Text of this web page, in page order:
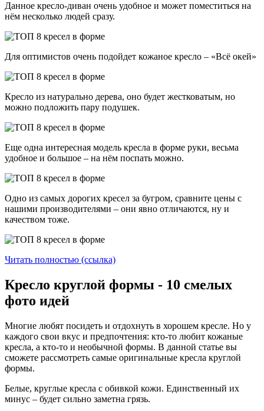
Данное кресло-диван очень удобное и может поместиться на
нём несколько людей сразу.
Для оптимистов очень подойдет кожаное кресло – «Всё окей»
Кресло из натурально дерева, оно будет жестковатым, но
можно подложить пару подушек.
Еще одна интересная модель кресла в форме руки, весьма
удобное и большое – на нём поспать можно.
Одно из самых дорогих кресел за бугром, сравните цены с
нашими производителями – они явно отличаются, ну и
качеством тоже.
Читать полностью (ссылка)
Кресло круглой формы - 10 смелых
фото идей
Многие любят посидеть и отдохнуть в хорошем кресле. Но у
каждого свои вкус и предпочтения: кто-то любит кожаные
кресла, а кто-то и необычной формы. В данной статье вы
сможете рассмотреть самые оригинальные кресла круглой
формы.
Белые, круглые кресла с обивкой кожи. Единственный их
минус – будет сильно заметна грязь.